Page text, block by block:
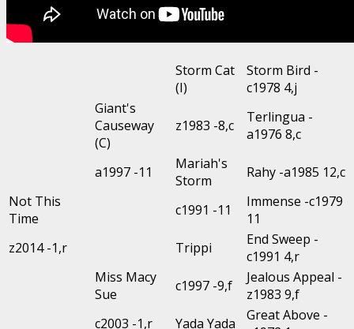
Storm Cat
(I)
Storm Bird -
c1978 4,j
Giant's
Causeway
(C)
z1983 -8,c
Terlingua -
a1976 8,c
a1997 -11
Mariah's
Storm
Rahy -a1985 12,c
Not This
Time
c1991 -11
Immense -c1979
11
z2014 -1,r
Trippi
End Sweep -
c1991 4,r
Miss Macy
Sue
c1997 -9,f
Jealous Appeal -
z1983 9,f
c2003 -1,r
Yada Yada
Great Above -